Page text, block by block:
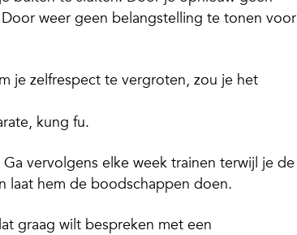
weer geen belangstelling te tonen voor
je zelfrespect te vergroten, zou je het
kung fu.
vervolgens elke week trainen terwijl je de
laat hem de boodschappen doen.
graag wilt bespreken met een